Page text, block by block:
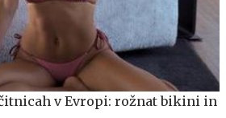
v Evropi: rožnat bikini in